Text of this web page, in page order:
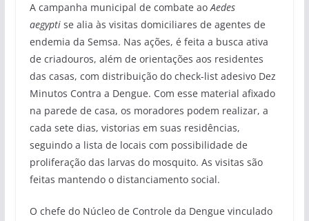
A campanha municipal de combate aoAedes
aegyptise alia às visitas domiciliares de agentes de
endemia da Semsa. Nas ações, é feita a busca ativa
de criadouros, além de orientações aos residentes
das casas, com distribuição do check-list adesivo Dez
Minutos Contra a Dengue. Com esse material afixado
na parede de casa, os moradores podem realizar, a
cada sete dias, vistorias em suas residências,
seguindo a lista de locais com possibilidade de
proliferação das larvas do mosquito. As visitas são
feitas mantendo o distanciamento social.
O chefe do Núcleo de Controle da Dengue vinculado